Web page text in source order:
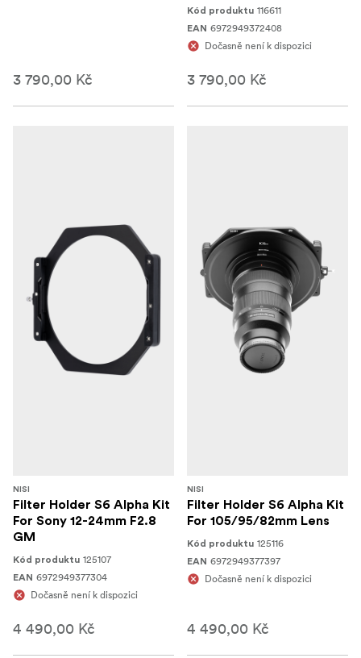
3 790,00 Kč
Kód produktu 116611
EAN 6972949372408
Dočasně není k dispozici
3 790,00 Kč
NISI
Filter Holder S6 Alpha Kit
For Sony 12-24mm F2.8
GM
Kód produktu 125107
EAN 6972949377304
Dočasně není k dispozici
4 490,00 Kč
NISI
Filter Holder S6 Alpha Kit
For 105/95/82mm Lens
Kód produktu 125116
EAN 6972949377397
Dočasně není k dispozici
4 490,00 Kč